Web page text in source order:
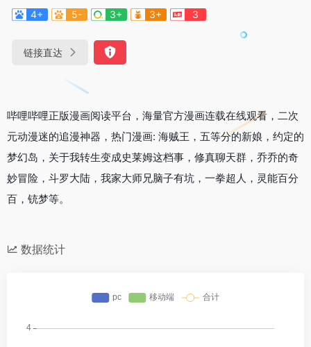
4+
5- 3+ 3+ 3
链接直达
哔哩哔哩正版漫画阅读平台，海量官方漫画连载在线观看，二次
元动漫迷的追漫神器，热门漫画: 海贼王，五等分的新娘，约定的
梦幻岛，关于我转生变成史莱姆这档事，修真聊天群，乔乔的奇
妙冒险，斗罗大陆，我家大师兄脑子有坑，一拳超人，灵能百分
百，铳梦等。
数据统计